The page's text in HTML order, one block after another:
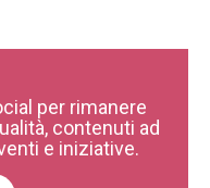
per rimanere
contenuti ad
e iniziative.